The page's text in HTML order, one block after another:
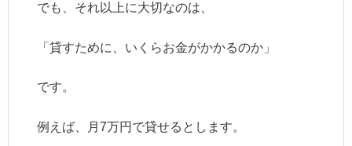
でも、それ以上に大切なのは、
「貸すために、いくらお金がかかるのか」
です。
例えば、月7万円で貸せるとします。